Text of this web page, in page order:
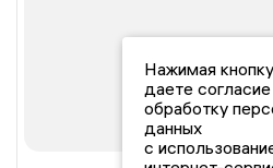
Нажимая
даете
обработку
данных
с